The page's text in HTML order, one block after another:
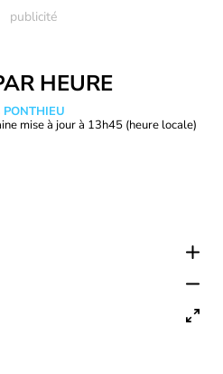
HEURE
mise à jour à 13h45 (heure locale)